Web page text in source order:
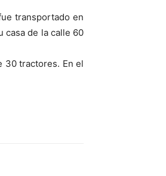
transportado en
casa de la calle 60
30 tractores. En el